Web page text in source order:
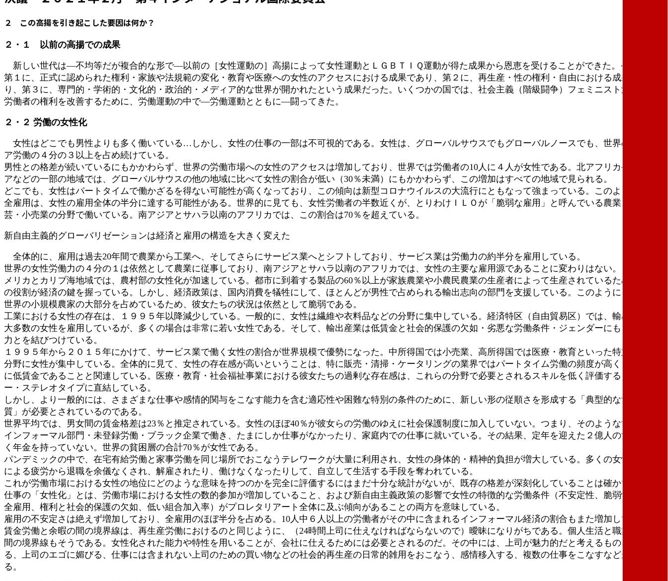
２ この高揚を引き起こした要因は何か？
２・１ 以前の高揚での成果
新しい世代は―不均等だが複合的な形で―以前の［女性運動の］高揚によって女性運動とＬＧＢＴＩＱ運動が得た成果から恩恵を受けることができた。それは、
第１に、正式に認められた権利・家族や法規範の変化・教育や医療への女性のアクセスにおける成果であり、第２に、再生産・性の権利・自由における成果であ
り、第３に、専門的・学術的・文化的・政治的・メディア的な世界が開かれたという成果だった。いくつかの国では、社会主義（階級闘争）フェミニスト潮流が、
労働者の権利を改善するために、労働運動の中で―労働運動とともに―闘ってきた。
２・２ 労働の女性化
女性はどこでも男性よりも多く働いている…しかし、女性の仕事の一部は不可視的である。女性は、グローバルサウスでもグローバルノースでも、世界の無償ケ
ア労働の４分の３以上を占め続けている。
男性との格差が続いているにもかかわらず、世界の労働市場への女性のアクセスは増加しており、世界では労働者の10人に４人が女性である。北アフリカや西アジ
アなどの一部の地域では、グローバルサウスの他の地域に比べて女性の割合が低い（30％未満）にもかかわらず、この増加はすべての地域で見られる。
どこでも、女性はパートタイムで働かざるを得ない可能性が高くなっており、この傾向は新型コロナウイルスの大流行にともなって強まっている。このような不完
全雇用は、女性の雇用全体の半分に達する可能性がある。世界的に見ても、女性労働者の半数近くが、とりわけＩＬＯが「脆弱な雇用」と呼んでいる農業・手工
芸・小売業の分野で働いている。南アジアとサハラ以南のアフリカでは、この割合は70％を超えている。
新自由主義的グローバリゼーションは経済と雇用の構造を大きく変えた
全体的に、雇用は過去20年間で農業から工業へ、そしてさらにサービス業へとシフトしており、サービス業は労働力の約半分を雇用している。
世界の女性労働力の４分の１は依然として農業に従事しており、南アジアとサハラ以南のアフリカでは、女性の主要な雇用源であることに変わりはない。ラテンア
メリカとカリブ海地域では、農村部の女性化が加速している。都市に到着する製品の60％以上が家族農業や小農民農業の生産者によって生産されているため、女性
の役割が経済の鍵を握っている。しかし、経済政策は、国内消費を犠牲にして、ほとんどが男性で占められる輸出志向の部門を支援している。このように、女性は
世界の小規模農家の大部分を占めているため、彼女たちの状況は依然として脆弱である。
工業における女性の存在は、１９９５年以降減少している。一般的に、女性は繊維や衣料品などの分野に集中している。経済特区（自由貿易区）では、輸出産業が
大多数の女性を雇用しているが、多くの場合は非常に若い女性である。そして、輸出産業は低賃金と社会的保護の欠如・劣悪な労働条件・ジェンダーにもとづく暴
力とを結びつけている。
１９９５年から２０１５年にかけて、サービス業で働く女性の割合が世界規模で優勢になった。中所得国では小売業、高所得国では医療・教育といった特定の活動
分野に女性が集中している。全体的に見て、女性の存在感が高いということは、特に販売・清掃・ケータリングの業界ではパートタイム労働の頻度が高く、相対的
に低賃金であることと関連している。医療・教育・社会福祉事業における彼女たちの過剰な存在感は、これらの分野で必要とされるスキルを低く評価するジェンダ
ー・ステレオタイプに直結している。
しかし、より一般的には、さまざまな仕事や感情的関与をこなす能力を含む適応性や困難な特別の条件のために、新しい形の従順さを形成する「典型的な女性的資
質」が必要とされているのである。
世界平均では、男女間の賃金格差は23％と推定されている。女性のほぼ40％が彼女らの労働のゆえに社会保護制度に加入していない。つまり、そのような女性は、
インフォーマル部門・未登録労働・ブラック企業で働き、たまにしか仕事がなかったり、家庭内での仕事に就いている。その結果、定年を迎えた２億人の女性が全
く年金を持っていない。世界の貧困層の合計70％が女性である。
パンデミックの中で、在宅有給労働と家事労働を同じ場所でおこなうテレワークが大量に利用され、女性の身体的・精神的負担が増大している。多くの女性が過労
による疲労から退職を余儀なくされ、解雇されたり、働けなくなったりして、自立して生活する手段を奪われている。
これが労働市場における女性の地位にどのような意味を持つのかを完全に評価するにはまだ十分な統計がないが、既存の格差が深刻化していることは確かである。
仕事の「女性化」とは、労働市場における女性の数的参加が増加していること、および新自由主義政策の影響で女性の特徴的な労働条件（不安定性、脆弱性、不完
全雇用、権利と社会的保護の欠如、低い組合加入率）がプロレタリアート全体に及ぶ傾向があることの両方を意味している。
雇用の不安定さは絶えず増加しており、全雇用のほぼ半分を占める。10人中６人以上の労働者がその中に含まれるインフォーマル経済の割合もまた増加している。
賃金労働と余暇の間の境界線は、再生産労働におけるのと同じように、（24時間上司に仕えなければならないので）曖昧になりがちである。個人生活と職業生活の
間の境界線もそうである。女性化された能力や特性を用いることが、会社に仕えるためには必要とされるのだ。その中には、上司が魅力的だと考えるものに順応す
る、上司のエゴに媚びる、仕事には含まれない上司のための買い物などの社会的再生産の日常的雑用をおこなう、感情移入する、複数の仕事をこなすなどが含まれ
る。